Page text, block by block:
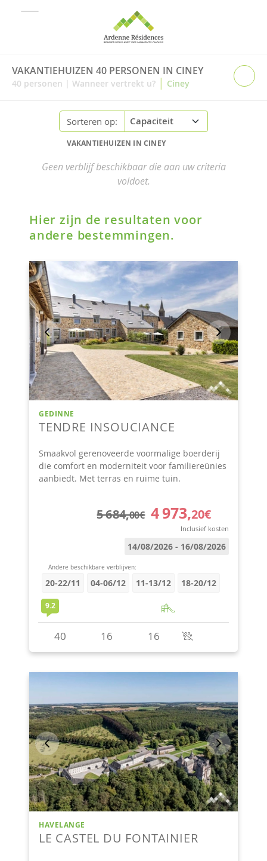
VAKANTIEHUIZEN 40 PERSONEN IN CINEY
40 personen | Wanneer vertrekt u? | Ciney
Sorteren op:
VAKANTIEHUIZEN IN CINEY
Geen verblijf beschikbaar die aan uw criteria
voldoet.
Hier zijn de resultaten voor
andere bestemmingen.